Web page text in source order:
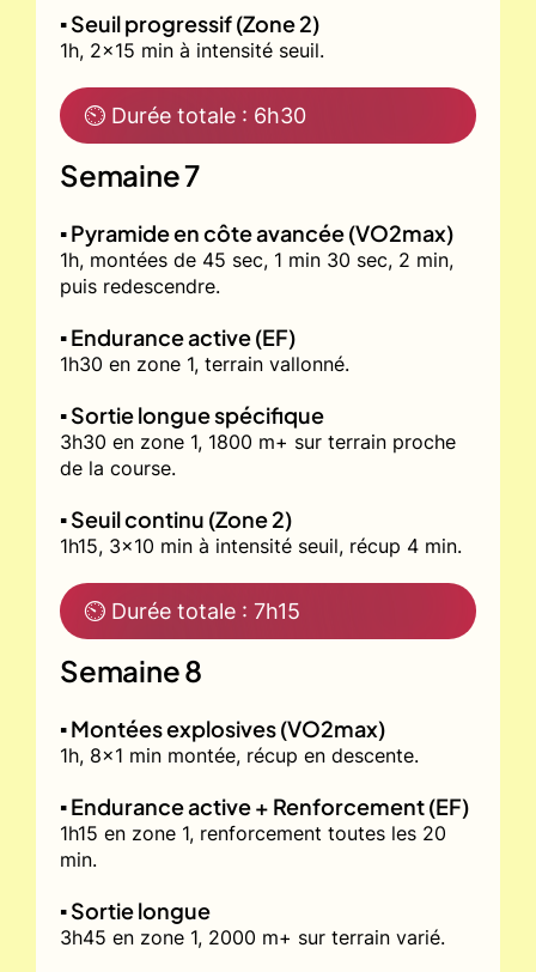
▪️ Seuil progressif (Zone 2)
1h, 2x15 min à intensité seuil.
⏲ Durée totale : 6h30
Semaine 7
▪️ Pyramide en côte avancée (VO2max)
1h, montées de 45 sec, 1 min 30 sec, 2 min,
puis redescendre.
▪️ Endurance active (EF)
1h30 en zone 1, terrain vallonné.
▪️ Sortie longue spécifique
3h30 en zone 1, 1800 m+ sur terrain proche
de la course.
▪️ Seuil continu (Zone 2)
1h15, 3x10 min à intensité seuil, récup 4 min.
⏲ Durée totale : 7h15
Semaine 8
▪️ Montées explosives (VO2max)
1h, 8x1 min montée, récup en descente.
▪️ Endurance active + Renforcement (EF)
1h15 en zone 1, renforcement toutes les 20
min.
▪️ Sortie longue
3h45 en zone 1, 2000 m+ sur terrain varié.